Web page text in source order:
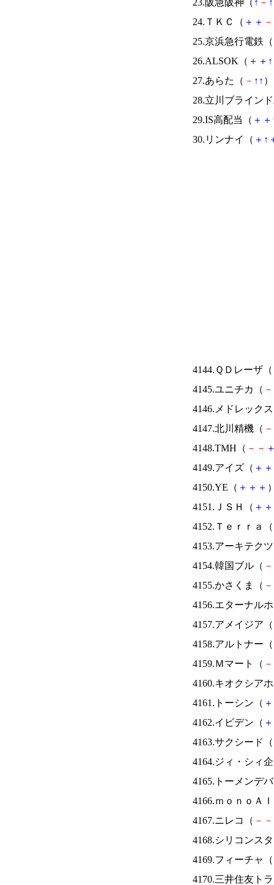
23.阪急阪神（ ↑ － ↑
24.ＴＫＣ（ ＋ ＋ －
25.京浜急行電鉄（
26.ALSOK（ ＋ ＋ ↑
27.あらた（ － ↑ ↑
28.立川ブライン
29.IS高配当（ ＋ ＋
30.リンナイ（ ＋ ↑
4144.ＱＤレーザ（
4145.ユニチカ（ －
4146.メドレック
4147.北川精機（ －
4148.TMH（ － －
4149.アイズ（ ＋ ＋
4150.YE（ ＋ ＋ ＋
4151.ＪＳＨ（ ＋ ＋
4152.Ｔｅｒｒａ（
4153.アーキテク
4154.韓国ブル（ －
4155.かさくま（ －
4156.エターナル
4157.アメイジア（
4158.アルトナー（
4159.Ｍマート（ －
4160.キオクシア
4161.トーシン（ ＋
4162.イビデン（ ＋
4163.サクシード（
4164.ジィ・シィ
4165.トーメンデ
4166.ｍｏｎｏＡ
4167.ニレコ（ － －
4168.シリコンス
4169.フィーチャ（
4170.三井住友ト